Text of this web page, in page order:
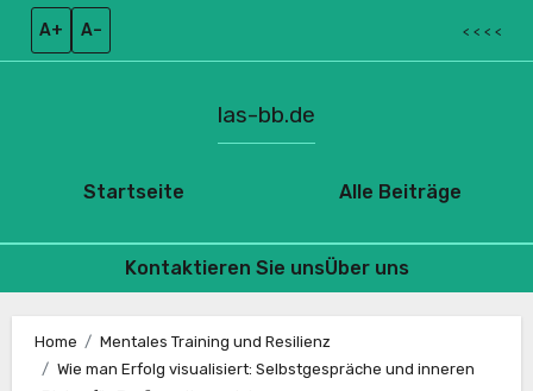
A+ A– < < < <
Startseite
las-bb.de
Alle Beiträge
Kontaktieren Sie unsÜber uns
content
Home
Mentales Training und Resilienz
Wie man Erfolg visualisiert: Selbstgespräche und inneren